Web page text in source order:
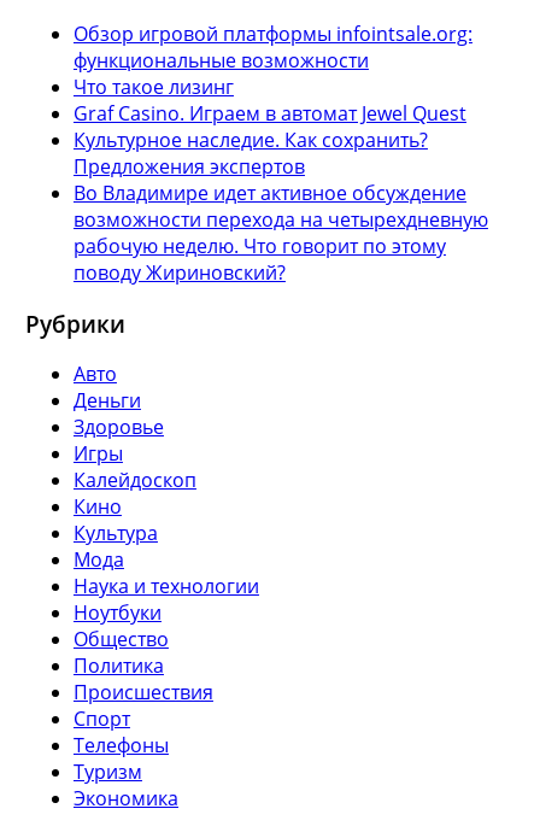
Обзор игровой платформы infointsale.org:
функциональные возможности
Что такое лизинг
Graf Casino. Играем в автомат Jewel Quest
Культурное наследие. Как сохранить?
Предложения экспертов
Во Владимире идет активное обсуждение
возможности перехода на четырехдневную
рабочую неделю. Что говорит по этому
поводу Жириновский?
Рубрики
Авто
Деньги
Здоровье
Игры
Калейдоскоп
Кино
Культура
Мода
Наука и технологии
Ноутбуки
Общество
Политика
Происшествия
Спорт
Телефоны
Туризм
Экономика